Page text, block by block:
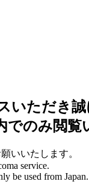
いただき
のみ閲覧
いいたします。
service.
be used from Japan.